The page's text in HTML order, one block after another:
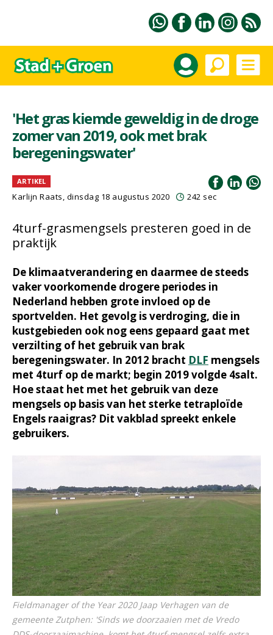
'Het gras kiemde geweldig in de droge
zomer van 2019, ook met brak
beregeningswater'
ARTIKEL
Karlijn Raats, dinsdag 18 augustus 2020 242 sec
4turf-grasmengsels presteren goed in de
praktijk
De klimaatverandering en daarmee de steeds
vaker voorkomende drogere periodes in
Nederland hebben grote invloed op de
sportvelden. Het gevolg is verdroging, die in
kustgebieden ook nog eens gepaard gaat met
verzilting of het gebruik van brak
beregeningswater. In 2012 bracht DLF mengsels
met 4turf op de markt; begin 2019 volgde 4salt.
Hoe staat het met het gebruik van deze
mengsels op basis van het sterke tetraploïde
Engels raaigras? Dit vakblad spreekt enkele
gebruikers.
Fieldmanager of the Year 2020 Jaap Verhagen van de
gemeente Zutphen: 'Sinds we doorzaaien met de Vredo